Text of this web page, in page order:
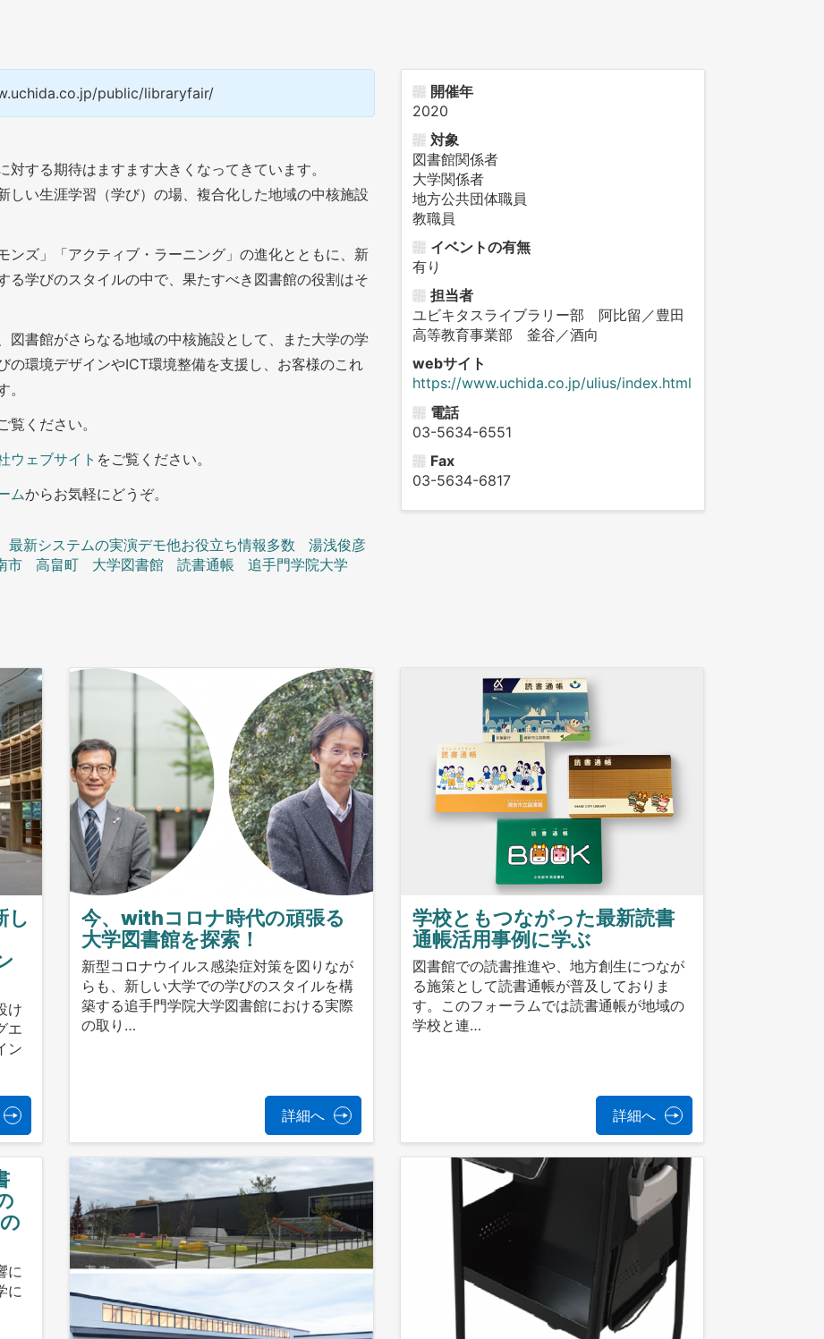
public/libraryfair/
する期待はますます大きくなってきています。
しい生涯学習（学び）の場、複合化した地域の中核施設
ンズ」「アクティブ・ラーニング」の進化とともに、新
る学びのスタイルの中で、果たすべき図書館の役割はそ
図書館がさらなる地域の中核施設として、また大学の学
の環境デザインやICT環境整備を支援し、お客様のこれ
覧ください。
ウェブサイト をご覧ください。
ムからお気軽にどうぞ。
最新システムの実演デモ他お役立ち情報多数
湯浅俊彦
市 高畠町 大学図書館 読書通帳
追手門学院大学
開催年
2020
対象
図書館関係者
大学関係者
地方公共団体職員
教職員
イベントの有無
有り
担当者
ユビキタスライブラリー部 阿比留／豊田
高等教育事業部 釜谷／酒向
webサイト
https://www.uchida.co.jp/ulius/index.html
電話
03-5634-6551
Fax
03-5634-6817
し
け
エ
ン
今、withコロナ時代の頑張る
大学図書館を探索！
新型コロナウイルス感染症対策を図りなが
らも、新しい大学での学びのスタイルを構
築する追手門学院大学図書館における実際
の取り…
詳細へ
学校ともつながった最新読書
通帳活用事例に学ぶ
図書館での読書推進や、地方創生につなが
る施策として読書通帳が普及しておりま
す。このフォーラムでは読書通帳が地域の
学校と連…
詳細へ
に
に